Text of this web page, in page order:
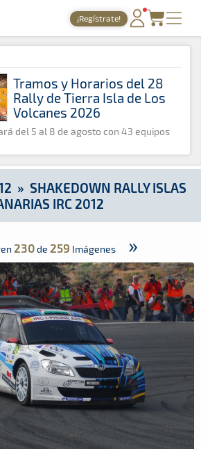
del motor desde 1999
¡Regístrate!
PORTADA
TIEMPOS ONLINE
NOTICIAS
AGENDA
GALERÍAS
TIENDA
» 2012 » Shakedown Rally Islas
Tramos y Horarios del 28
Rally de Tierra Isla de Los
Volcanes 2026
del 5 al 8 de agosto con 43 equipos
» SHAKEDOWN RALLY ISLAS
IRC 2012
230de 259 Imágenes »